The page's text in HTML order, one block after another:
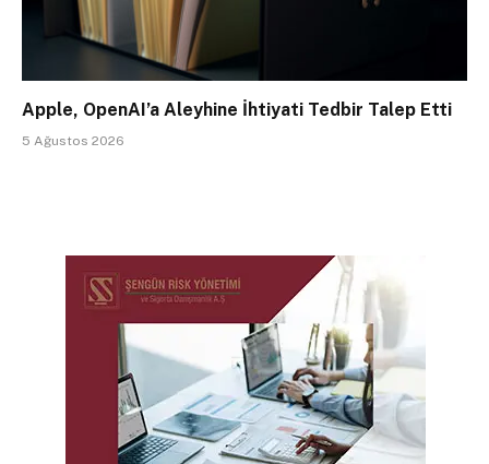
Apple, OpenAI’a Aleyhine İhtiyati Tedbir Talep Etti
5 Ağustos 2026